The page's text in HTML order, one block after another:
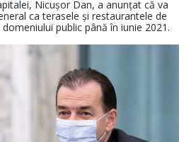
Nicușor Dan, a anunțat că va
ca terasele și restaurantele de
public până în iunie 2021.